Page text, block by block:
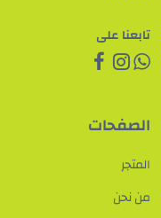
تابعنا على
الصفحات
المتجر
من نحن